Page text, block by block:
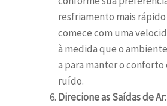
resfriamento mais
comece com uma
à medida que o
a para manter o conforto
ruído.
Direcione as Saídas de Ar: